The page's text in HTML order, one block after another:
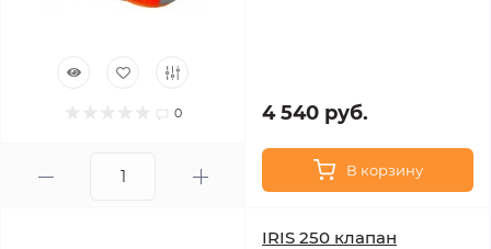
0 4 540 руб.
В корзину
IRIS 250 клапан